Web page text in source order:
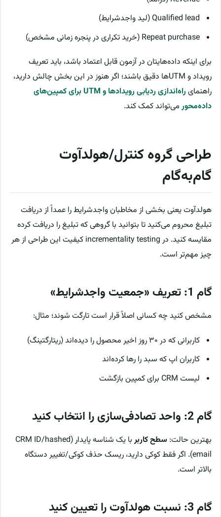
Qualified lead (لید واجدشرایط)
Repeat purchase (خرید تکراری در پنجره زمانی مشخص)
برای اینکه داده‌هایتان در آزمون قابل اعتماد باشد، باید تعریف
رویداد و UTMها دقیق باشند؛ اگر هنوز در این بخش چالش دارید،
راهنمای
راه‌اندازی ردیابی رویدادها و UTM برای کمپین‌های
داده‌محورمی‌تواند کمک کند.
طراحی گروه کنترل/هولدآوت
گام‌به‌گام
هولدآوت یعنی بخشی از مخاطبان واجدشرایط را عمداً از دریافت
تبلیغ محروم می‌کنید تا بتوانید با گروهی که تبلیغ را دریافت کرده
مقایسه کنید. در incrementality testing کیفیت این طراحی از هر
چیز مهم‌تر است.
گام 1: تعریف «جمعیت واجدشرایط»
مشخص کنید چه کسانی اصلاً قرار است تارگت شوند؛ مثال:
کاربرانی که در ۳۰ روز اخیر محصول را دیده‌اند (ریتارگتینگ)
کاربران اپ که سبد را رها کرده‌اند
لیست CRM برای کمپین بازگشت
گام 2: واحد تصادفی‌سازی را انتخاب کنید
بهترین حالت: سطح کاربر
با یک شناسه پایدار (CRM ID/hashed
email). اگر فقط کوکی دارید، ریسک حذف کوکی/تغییر دستگاه
بالاتر است.
گام 3: نسبت هولدآوت را تعیین کنید